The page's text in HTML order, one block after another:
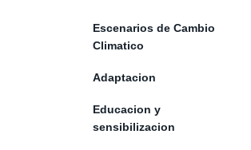
Escenarios de Cambio
Climatico
Adaptacion
Educacion y
sensibilizacion